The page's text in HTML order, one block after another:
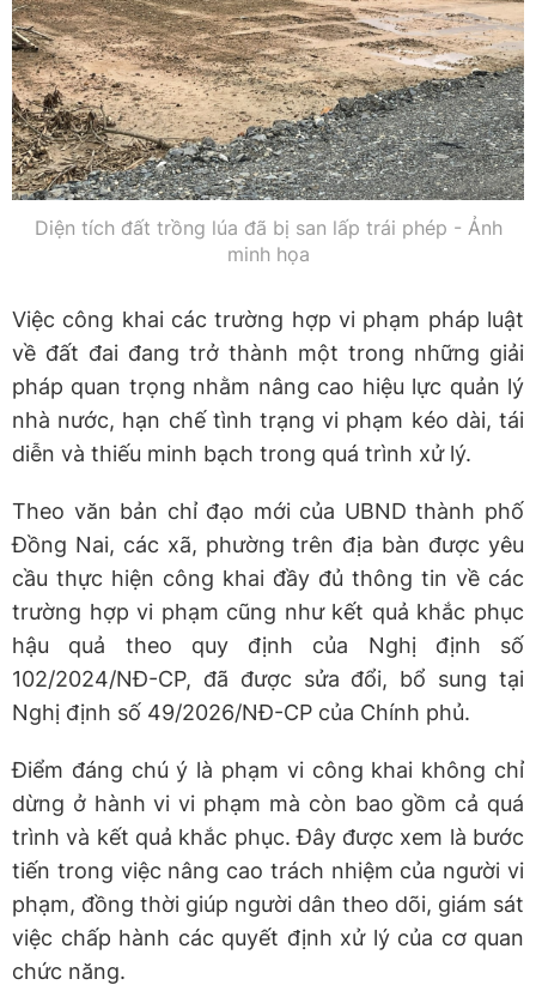
Diện tích đất trồng lúa đã bị san lấp trái phép - Ảnh
minh họa
Việc công khai các trường hợp vi phạm pháp luật
về đất đai đang trở thành một trong những giải
pháp quan trọng nhằm nâng cao hiệu lực quản lý
nhà nước, hạn chế tình trạng vi phạm kéo dài, tái
diễn và thiếu minh bạch trong quá trình xử lý.
Theo văn bản chỉ đạo mới của UBND thành phố
Đồng Nai, các xã, phường trên địa bàn được yêu
cầu thực hiện công khai đầy đủ thông tin về các
trường hợp vi phạm cũng như kết quả khắc phục
hậu quả theo quy định của Nghị định số
102/2024/NĐ-CP, đã được sửa đổi, bổ sung tại
Nghị định số 49/2026/NĐ-CP của Chính phủ.
Điểm đáng chú ý là phạm vi công khai không chỉ
dừng ở hành vi vi phạm mà còn bao gồm cả quá
trình và kết quả khắc phục. Đây được xem là bước
tiến trong việc nâng cao trách nhiệm của người vi
phạm, đồng thời giúp người dân theo dõi, giám sát
việc chấp hành các quyết định xử lý của cơ quan
chức năng.